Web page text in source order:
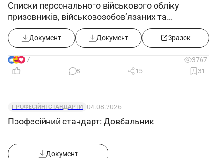
Списки персонального військового обліку
призовників, військовозобов’язаних та
резервістів ((додаток 5) в редакції постанови
КМУ від 10.06.2026 №812)
Документ Документ Зразок
17
3767
8
15 31
ПРОФЕСІЙНІ СТАНДАРТИ 04.08.2026
Професійний стандарт: Довбальник
Документ